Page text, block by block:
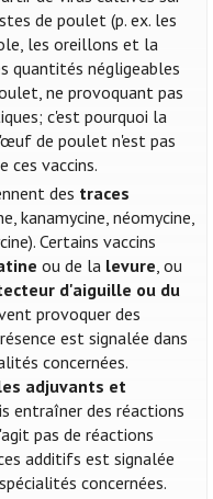
de poulet (p. ex. les
les oreillons et la
quantités négligeables
ne provoquant pas
c'est pourquoi la
de poulet n'est pas
ces vaccins.
des traces
kanamycine, néomycine,
Certains vaccins
ou de la levure, ou
d'aiguille ou du
provoquer des
est signalée dans
concernées.
adjuvants et
entraîner des réactions
pas de réactions
additifs est signalée
concernées.